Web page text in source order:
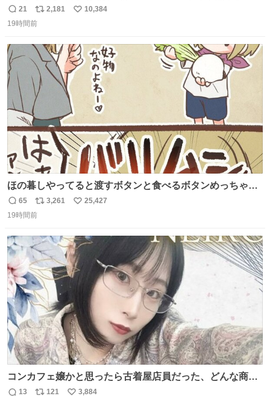
うますぎでした 信じて……
返
信
21
リ
ポ
ト
数
2,181
い
数
10,384
19時間前
ほの暮しやってると渡すボタンと食べるボタンめっちゃ間
違えるんやけど
返
信
65
リ
ポ
ト
数
3,261
い
数
25,427
19時間前
コンカフェ嬢かと思ったら古着屋店員だった、どんな商
売？
13 121 3,884